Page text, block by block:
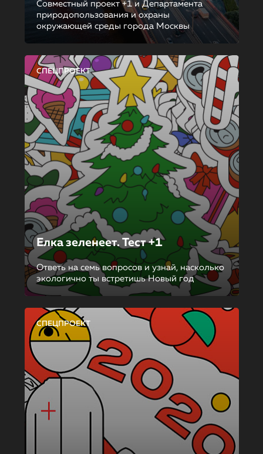
Совместный проект +1 и Департамента
природопользования и охраны
окружающей среды города Москвы
СПЕЦПРОЕКТ
Елка зеленеет. Тест +1
Ответь на семь вопросов и узнай, насколько
экологично ты встретишь Новый год
СПЕЦПРОЕКТ